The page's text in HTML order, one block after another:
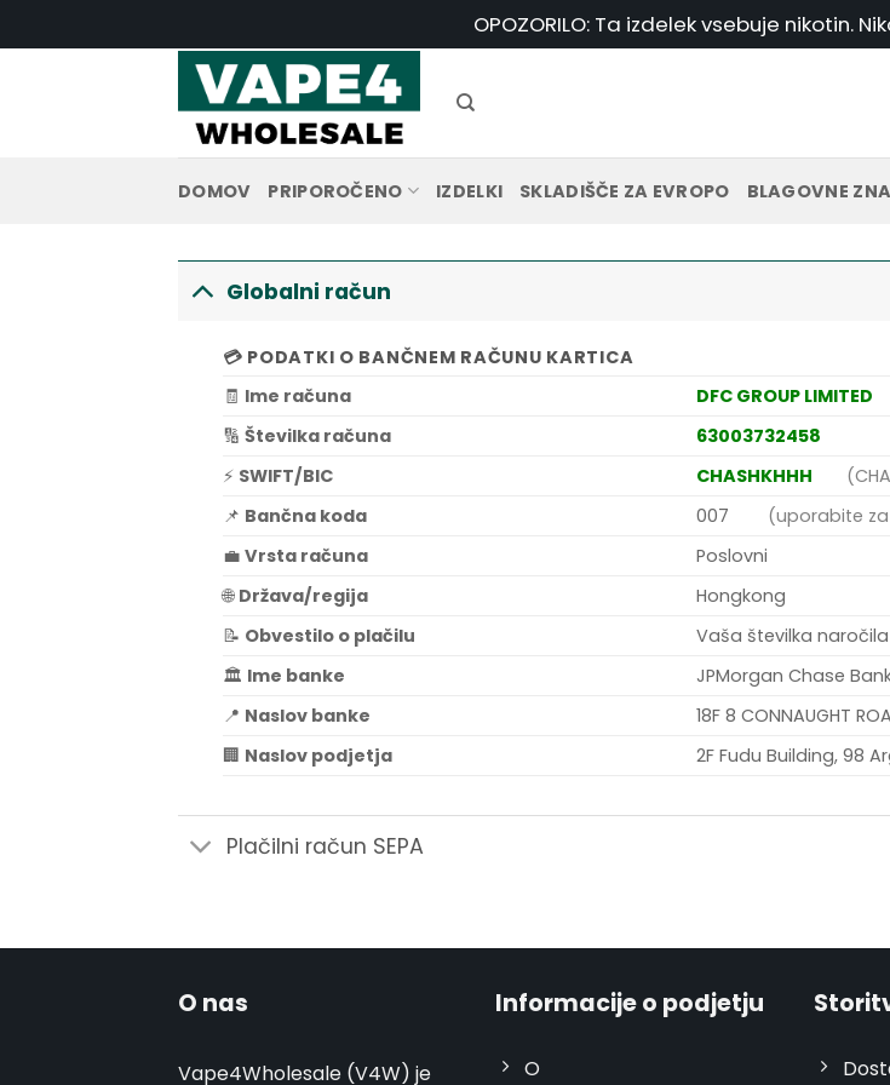
na
OPOZORILO: Ta izdelek vsebuje nikotin.
DOMOV PRIPOROČENO IZDELKI SKLADIŠČE ZA EVROPO BLAGOVNE
Globalni račun
💳 PODATKI O BANČNEM RAČUNU KARTICA
🧾 Ime računa
DFC GROUP LIMITED
🔢 Številka računa
63003732458
⚡ SWIFT/BIC CHASHKHHH
📌 Bančna koda 007 (uporabite
💼 Vrsta računa
Poslovni
🌐 Država/regija
Hongkong
📝 Obvestilo o plačilu
Vaša številka naročila
🏛️ Ime banke
JPMorgan Chase
📍 Naslov banke
18F 8 CONNAUGHT
🏢 Naslov podjetja 2F Fudu Building, 98
Plačilni račun SEPA
O nas
Vape4Wholesale (V4W) je
Informacije o podjetju
O